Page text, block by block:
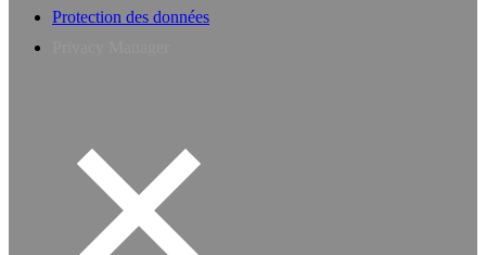
Protection des données